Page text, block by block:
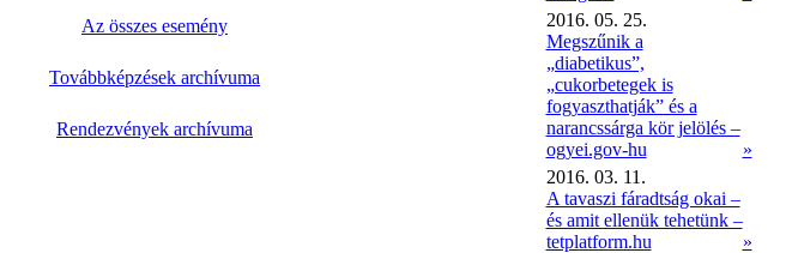
Az összes esemény
Továbbképzések archívuma
Rendezvények archívuma
2016. 05. 25.
Megszűnik a
„diabetikus”,
„cukorbetegek is
fogyaszthatják” és a
narancssárga kör jelölés –
ogyei.gov-hu
»
2016. 03. 11.
A tavaszi fáradtság okai –
és amit ellenük tehetünk –
tetplatform.hu
»